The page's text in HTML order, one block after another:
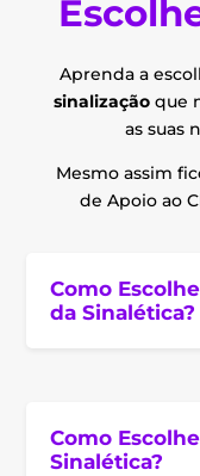
Aprenda a
sinalização que
as suas
Mesmo assim
de Apoio ao
Como
da Sinalética?
Como
Sinalética?